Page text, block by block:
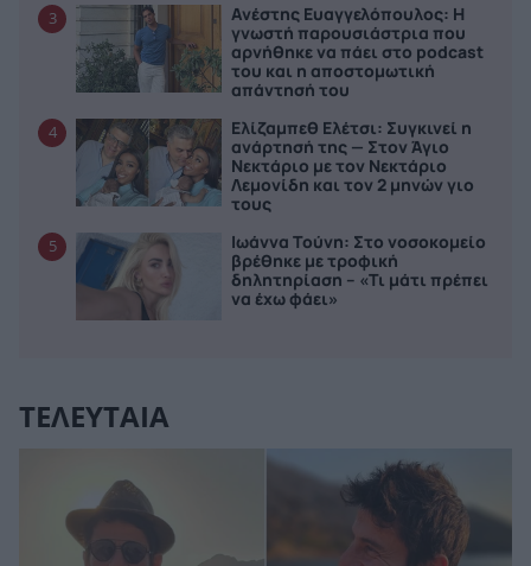
3
Ανέστης Ευαγγελόπουλος: Η
γνωστή παρουσιάστρια που
αρνήθηκε να πάει στο podcast
του και η αποστομωτική
απάντησή του
4
Ελίζαμπεθ Ελέτσι: Συγκινεί η
ανάρτησή της — Στον Άγιο
Νεκτάριο με τον Νεκτάριο
Λεμονίδη και τον 2 μηνών γιο
τους
5
Ιωάννα Τούνη: Στο νοσοκομείο
βρέθηκε με τροφική
δηλητηρίαση – «Τι μάτι πρέπει
να έχω φάει»
ΤΕΛΕΥΤΑΙΑ